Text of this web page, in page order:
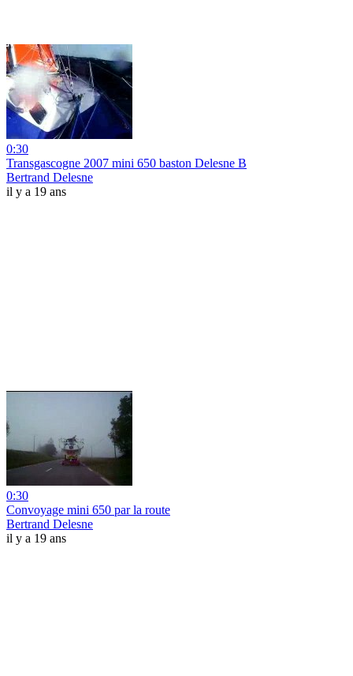
0:30
Transgascogne 2007 mini 650 baston Delesne B
Bertrand Delesne
il y a 19 ans
0:30
Convoyage mini 650 par la route
Bertrand Delesne
il y a 19 ans